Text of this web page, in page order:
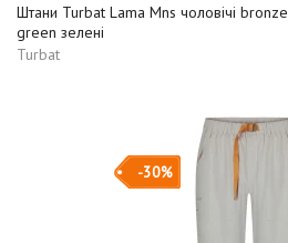
Штани Turbat Lama Mns чоловічі bronze
green зелені
Turbat
-30%